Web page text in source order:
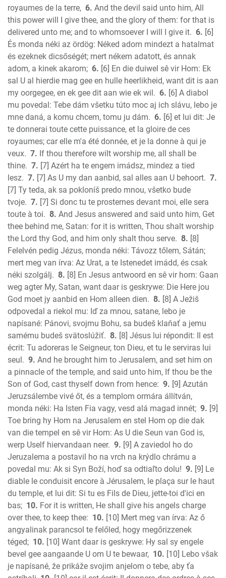
2 Thess.
1 Timothy
2 Timothy
Titus
Philemon
Hebrews
James
1 Peter
2 Peter
1 John
2 John
3 John
Jude
Revelation
royaumes de la terre, 6. And the devil said unto him, All
this power will I give thee, and the glory of them: for that is
delivered unto me; and to whomsoever I will I give it. 6. [6]
És monda néki az ördög: Néked adom mindezt a hatalmat
és ezeknek dicsőségét; mert nékem adatott, és annak
adom, a kinek akarom; 6. [6] En die duiwel sê vir Hom: Ek
sal U al hierdie mag gee en hulle heerlikheid, want dit is aan
my oorgegee, en ek gee dit aan wie ek wil. 6. [6] A diabol
mu povedal: Tebe dám všetku túto moc aj ich slávu, lebo je
mne daná, a komu chcem, tomu ju dám. 6. [6] et lui dit: Je
te donnerai toute cette puissance, et la gloire de ces
royaumes; car elle m'a été donnée, et je la donne à qui je
veux. 7. If thou therefore wilt worship me, all shall be
thine. 7. [7] Azért ha te engem imádsz, mindez a tied
lesz. 7. [7] As U my dan aanbid, sal alles aan U behoort. 7.
[7] Ty teda, ak sa pokloníš predo mnou, všetko bude
tvoje. 7. [7] Si donc tu te prosternes devant moi, elle sera
toute à toi. 8. And Jesus answered and said unto him, Get
thee behind me, Satan: for it is written, Thou shalt worship
the Lord thy God, and him only shalt thou serve. 8. [8]
Felelvén pedig Jézus, monda néki: Távozz tőlem, Sátán;
mert meg van írva: Az Urat, a te Istenedet imádd, és csak
néki szolgálj. 8. [8] En Jesus antwoord en sê vir hom: Gaan
weg agter My, Satan, want daar is geskrywe: Die Here jou
God moet jy aanbid en Hom alleen dien. 8. [8] A Ježiš
odpovedal a riekol mu: Iď za mnou, satane, lebo je
napísané: Pánovi, svojmu Bohu, sa budeš klaňať a jemu
samému budeš svätoslúžiť. 8. [8] Jésus lui répondit: Il est
écrit: Tu adoreras le Seigneur, ton Dieu, et tu le serviras lui
seul. 9. And he brought him to Jerusalem, and set him on
a pinnacle of the temple, and said unto him, If thou be the
Son of God, cast thyself down from hence: 9. [9] Azután
Jeruzsálembe vivé őt, és a templom ormára állítván,
monda néki: Ha Isten Fia vagy, vesd alá magad innét; 9. [9]
Toe bring hy Hom na Jerusalem en stel Hom op die dak
van die tempel en sê vir Hom: As U die Seun van God is,
werp Uself hiervandaan neer. 9. [9] A zaviedol ho do
Jeruzalema a postavil ho na vrch na krýdlo chrámu a
povedal mu: Ak si Syn Boží, hoď sa odtiaľto dolu! 9. [9] Le
diable le conduisit encore à Jérusalem, le plaça sur le haut
du temple, et lui dit: Si tu es Fils de Dieu, jette-toi d'ici en
bas; 10. For it is written, He shall give his angels charge
over thee, to keep thee: 10. [10] Mert meg van írva: Az ő
angyalinak parancsol te felőled, hogy megőrizzenek
téged; 10. [10] Want daar is geskrywe: Hy sal sy engele
bevel gee aangaande U om U te bewaar, 10. [10] Lebo však
je napísané, že prikáže svojim anjelom o tebe, aby ťa